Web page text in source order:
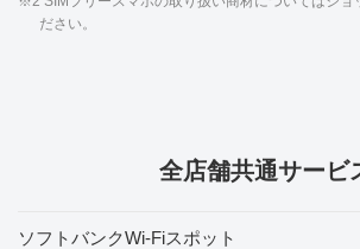
ださい。
全店舗共通サービ
ソフトバンクWi-Fiスポット